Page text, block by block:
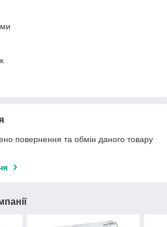
повернення та обмін даного товару